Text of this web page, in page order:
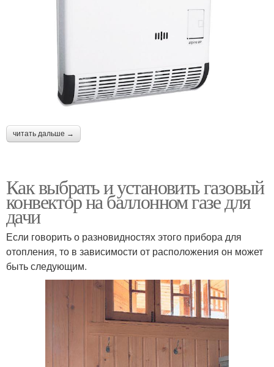
читать дальше →
Как выбрать и установить газовый
конвектор на баллонном газе для
дачи
Если говорить о разновидностях этого прибора для
отопления, то в зависимости от расположения он может
быть следующим.